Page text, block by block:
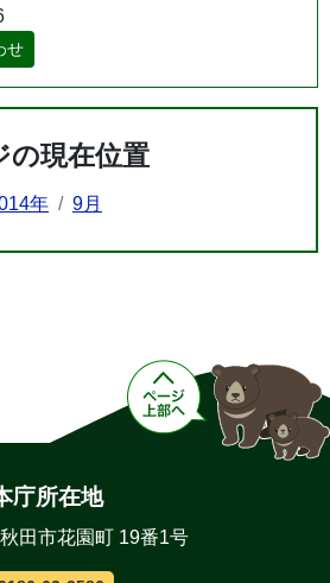
せ
の現在位置
年 9月
庁所在地
田市花園町 19番1号